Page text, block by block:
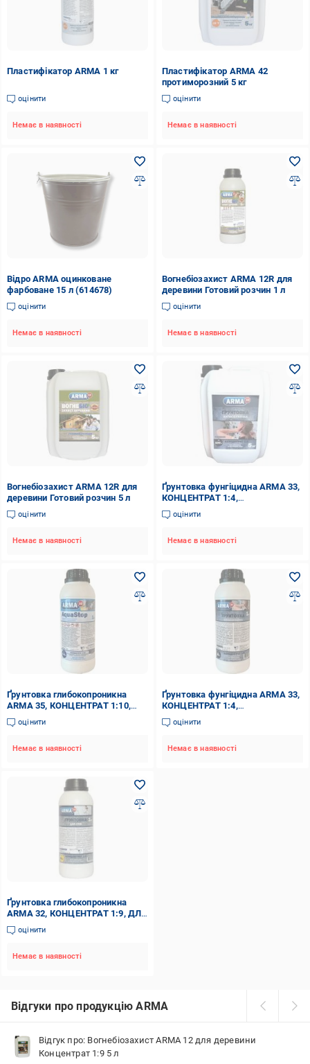
Пластифікатор ARMA 1 кг
оцінити
Немає в наявності
Пластифікатор ARMA 42
протиморозний 5 кг
оцінити
Немає в наявності
Відро ARMA оцинковане
фарбоване 15 л (614678)
оцінити
Немає в наявності
Вогнебіозахист ARMA 12R для
деревини Готовий розчин 1 л
оцінити
Немає в наявності
Вогнебіозахист ARMA 12R для
деревини Готовий розчин 5 л
оцінити
Немає в наявності
Ґрунтовка фунгіцидна ARMA 33,
КОНЦЕНТРАТ 1:4,
АНТИСЕПТИЧНА 5 кг
оцінити
Немає в наявності
Ґрунтовка глибокопроникна
ARMA 35, КОНЦЕНТРАТ 1:10,
AQUASTOP ВОЛОГОЗАХИСНА 1
кг
оцінити
Немає в наявності
Ґрунтовка фунгіцидна ARMA 33,
КОНЦЕНТРАТ 1:4,
АНТИСЕПТИЧНА 1 кг
оцінити
Немає в наявності
Ґрунтовка глибокопроникна
ARMA 32, КОНЦЕНТРАТ 1:9, ДЛЯ
СТІН 1 кг
оцінити
Немає в наявності
Відгуки про продукцію ARMA
Відгук про: Вогнебіозахист ARMA 12 для деревини
Концентрат 1:9 5 л